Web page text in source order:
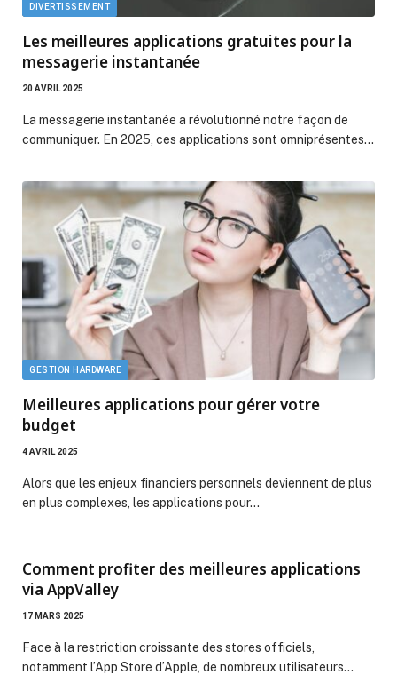
DIVERTISSEMENT
Les meilleures applications gratuites pour la
messagerie instantanée
20 AVRIL 2025
La messagerie instantanée a révolutionné notre façon de
communiquer. En 2025, ces applications sont omniprésentes…
GESTION HARDWARE
Meilleures applications pour gérer votre
budget
4 AVRIL 2025
Alors que les enjeux financiers personnels deviennent de plus
en plus complexes, les applications pour…
Comment profiter des meilleures applications
via AppValley
17 MARS 2025
Face à la restriction croissante des stores officiels,
notamment l’App Store d’Apple, de nombreux utilisateurs…